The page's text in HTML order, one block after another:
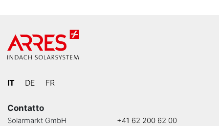
IT DE FR
Contatto
Solarmarkt GmbH
+41 62 200 62 00